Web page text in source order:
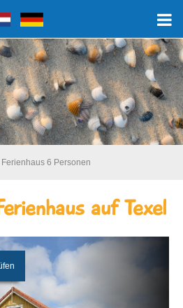
Ferienhaus 6 Personen
auf Texel